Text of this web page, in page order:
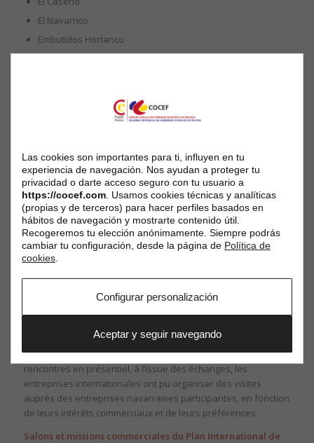
El Navarrico
Embutidos Hortanco
Tikal Nuts
C’est la première fois que le Plan international de Navarre
organise une mission commerciale d’une telle envergure,
réunissant dans la Communauté Forale une diversité aussi
large de cultures gastronomiques et de pays – Inde, France,
États-Unis et Mexique – en un même espace.
Le directeur général du développement des entreprises, Iñigo
Arruti, a également assisté à l’événement.
Visites à des entreprises navarraises
est identifié comme l’un des secteurs prioritaires sur lequel
concentrer les efforts d’internationalisation. Ainsi, en plus des
rencontres en présentiel, à l’issue des échanges, les
entreprises internationales ont pu organiser des visites
auprès des entreprises navarraises participantes, en fonction
de leurs intérêts commerciaux et de leurs préférences.
Salons et missions commerciales du Plan International de
Las cookies son importantes para ti, influyen en tu
experiencia de navegación. Nos ayudan a proteger tu
privacidad o darte acceso seguro con tu usuario a
https://cocef.com. Usamos cookies técnicas y analíticas
(propias y de terceros) para hacer perfiles basados en
hábitos de navegación y mostrarte contenido útil.
Recogeremos tu elección anónimamente. Siempre podrás
cambiar tu configuración, desde la página de Política de
cookies.
Configurar personalización
Aceptar y seguir navegando